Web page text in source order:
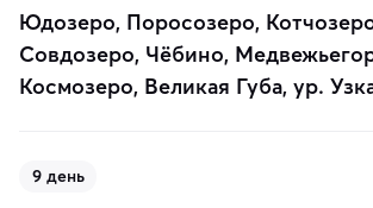
Юдозеро, Поросозеро,
Совдозеро, Чёбино,
Космозеро, Великая Губа, ур.
9 день